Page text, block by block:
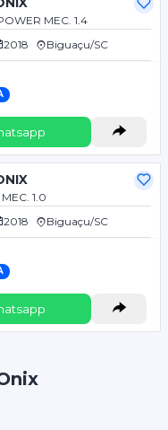
MEC. 1.4
2018 Biguaçu/SC
1.0
2018 Biguaçu/SC